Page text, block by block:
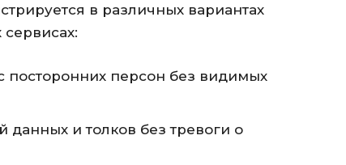
в различных вариантах
посторонних персон без видимых
и толков без тревоги о